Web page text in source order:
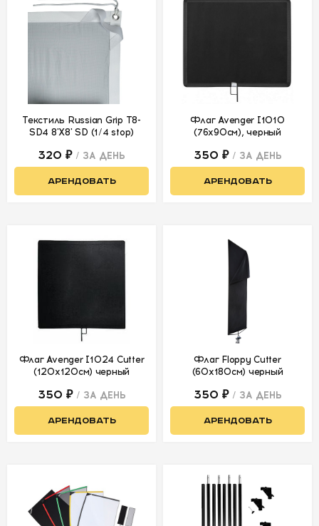
Текстиль Russian Grip Т8-
SD4 8'X8' SD (1/4 stop)
320 ₽ / ЗА ДЕНЬ
АРЕНДОВАТЬ
Флаг Avenger I1010
(76x90см), черный
350 ₽ / ЗА ДЕНЬ
АРЕНДОВАТЬ
Флаг Avenger I1024 Cutter
(120x120см) черный
350 ₽ / ЗА ДЕНЬ
АРЕНДОВАТЬ
Флаг Floppy Cutter
(60x180см) черный
350 ₽ / ЗА ДЕНЬ
АРЕНДОВАТЬ